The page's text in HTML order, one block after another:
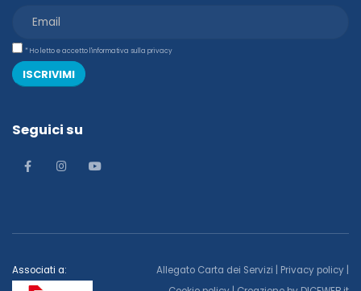
* Ho letto e accetto l'informativa sulla privacy
ISCRIVIMI
Seguici su
Associati a: Allegato Carta dei Servizi Privacy policy|